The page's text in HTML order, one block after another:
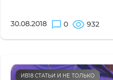
30.08.2018 0 932
ИВ18 СТАТЬИ И НЕ ТОЛЬКО